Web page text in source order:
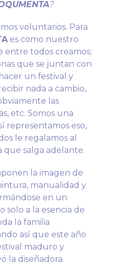
?
voluntarios. Para
es como nuestro
entre todos creamos;
que se juntan con
un festival y
nada a cambio,
las
etc. Somos una
representamos eso,
le regalamos al
que salga adelante.
la imagen de
manualidad y
en un
solo a la esencia de
la familia
así que este año
maduro y
la diseñadora.